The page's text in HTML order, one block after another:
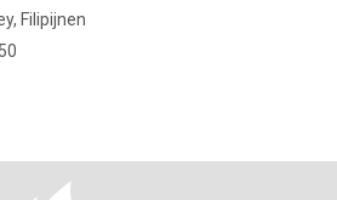
Filipijnen